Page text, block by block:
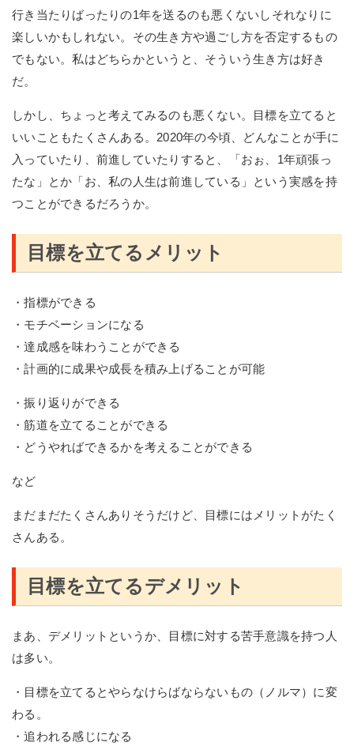
行き当たりばったりの1年を送るのも悪くないしそれなりに
楽しいかもしれない。その生き方や過ごし方を否定するもの
でもない。私はどちらかというと、そういう生き方は好き
だ。
しかし、ちょっと考えてみるのも悪くない。目標を立てると
いいこともたくさんある。2020年の今頃、どんなことが手に
入っていたり、前進していたりすると、「おぉ、1年頑張っ
たな」とか「お、私の人生は前進している」という実感を持
つことができるだろうか。
目標を立てるメリット
・指標ができる
・モチベーションになる
・達成感を味わうことができる
・計画的に成果や成長を積み上げることが可能
・振り返りができる
・筋道を立てることができる
・どうやればできるかを考えることができる
など
まだまだたくさんありそうだけど、目標にはメリットがたく
さんある。
目標を立てるデメリット
まあ、デメリットというか、目標に対する苦手意識を持つ人
は多い。
・目標を立てるとやらなけらばならないもの（ノルマ）に変
わる。
・追われる感じになる